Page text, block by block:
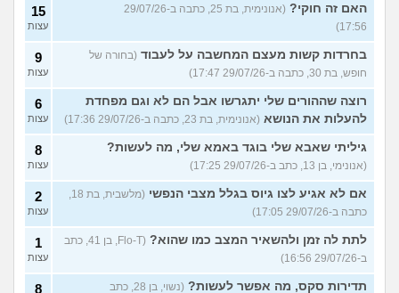
האם זה חוקי?
(אנונימית, בת 25, כתבה ב-29/07/26
17:56)
15
עצות
בחרדות קשות מעצם המחשבה על לעבוד (בחורה של
חופש, בת 30, כתבה ב-29/07/26 17:47)
9
עצות
רוצה שההורים שלי יתגרשו אבל הם לא וגם מפחדת
להעלות את הנושא (אנונימית, בת 23, כתבה ב-29/07/26 17:36)
6
עצות
גיליתי שאבא שלי בוגד באמא שלי, מה לעשות?
(אנונימי, בן 13, כתב ב-29/07/26 17:25)
8
עצות
אם לא אגיע לצו גיוס בגלל מצבי הנפשי
כתבה ב-29/07/26 17:05)
2
עצות
לתת לה זמן ולהשאיר המצב כמו שהוא?
(Flo-T, בן 41, כתב
ב-29/07/26 16:56)
1
עצות
תדירות סקס, מה אפשר לעשות? (נשוי, בן 28, כתב 8